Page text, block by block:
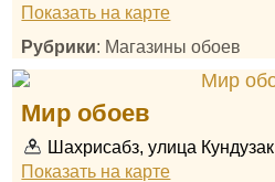
Показать на карте
Рубрики: Магазины обоев
Мир обоев
Шахрисабз, улица Кундузак
Показать на карте